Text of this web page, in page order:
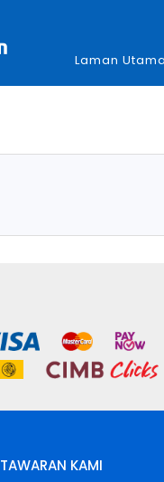
Laman Utama
TAWARAN KAMI